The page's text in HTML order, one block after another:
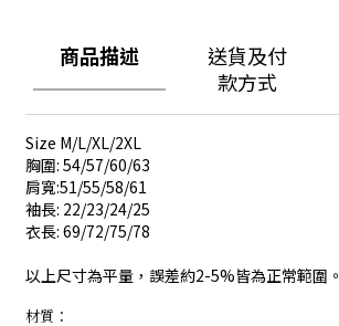
商品描述
送貨及付
款方式
Size M/L/XL/2XL
胸圍: 54/57/60/63
肩寬:51/55/58/61
袖長: 22/23/24/25
衣長: 69/72/75/78
以上尺寸為平量，誤差約2-5%皆為正常範圍。
材質：